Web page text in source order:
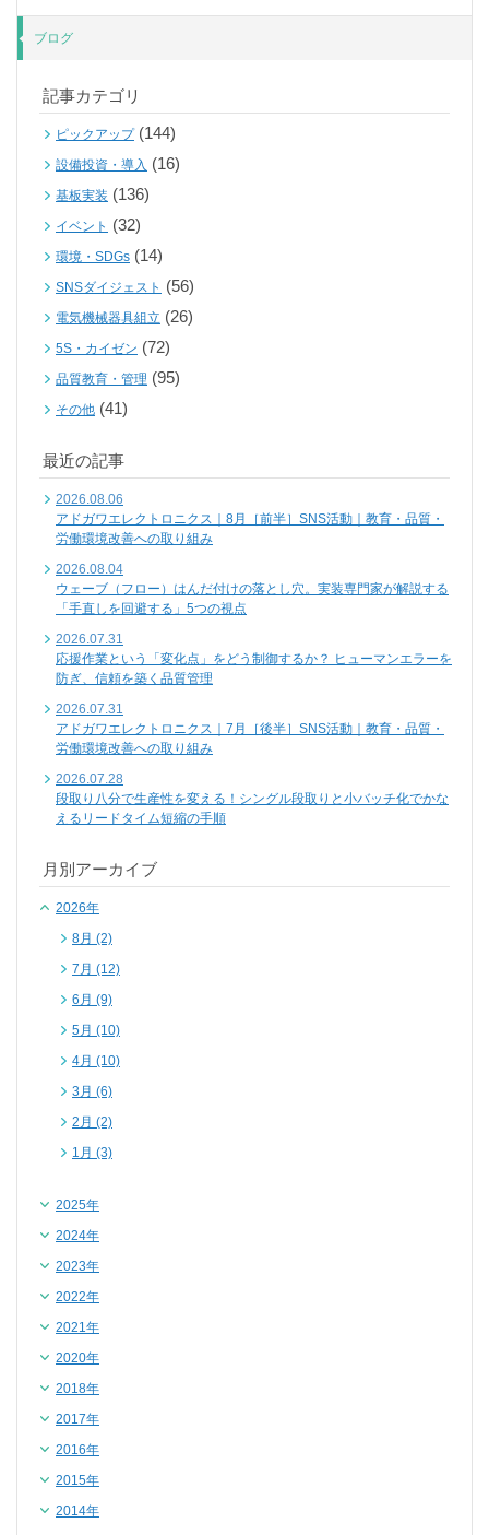
ブログ
記事カテゴリ
ピックアップ(144)
設備投資・導入 (16)
基板実装 (136)
イベント (32)
環境・SDGs (14)
SNSダイジェスト (56)
電気機械器具組立 (26)
5S・カイゼン (72)
品質教育・管理 (95)
その他 (41)
最近の記事
2026.08.06
アドガワエレクトロニクス｜8月［前半］SNS活動｜教育・品質・
労働環境改善への取り組み
2026.08.04
ウェーブ（フロー）はんだ付けの落とし穴。実装専門家が解説する
「手直しを回避する」5つの視点
2026.07.31
応援作業という「変化点」をどう制御するか？ ヒューマンエラーを
防ぎ、信頼を築く品質管理
2026.07.31
アドガワエレクトロニクス｜7月［後半］SNS活動｜教育・品質・
労働環境改善への取り組み
2026.07.28
段取り八分で生産性を変える！シングル段取りと小バッチ化でかな
えるリードタイム短縮の手順
月別アーカイブ
2026年
8月 (2)
7月 (12)
6月 (9)
5月 (10)
4月 (10)
3月 (6)
2月 (2)
1月 (3)
2025年
2024年
2023年
2022年
2021年
2020年
2018年
2017年
2016年
2015年
2014年